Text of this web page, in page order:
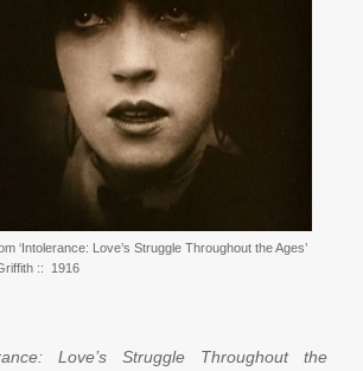
‘Intolerance: Love’s Struggle Throughout the Ages’
:: 1916
Love’s Struggle Throughout the